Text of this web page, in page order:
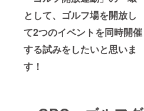
として、ゴルフ場を開放し
て2つのイベントを同時開催
する試みをしたいと思いま
す！